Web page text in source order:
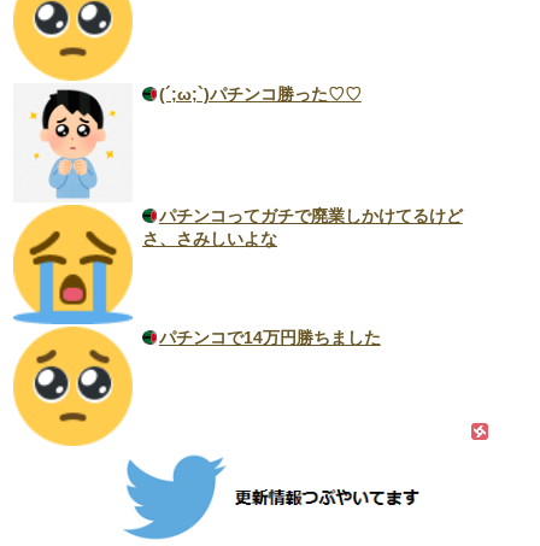
(´;ω;`)パチンコ勝った♡♡
パチンコってガチで廃業しかけてるけど
さ、さみしいよな
パチンコで14万円勝ちました